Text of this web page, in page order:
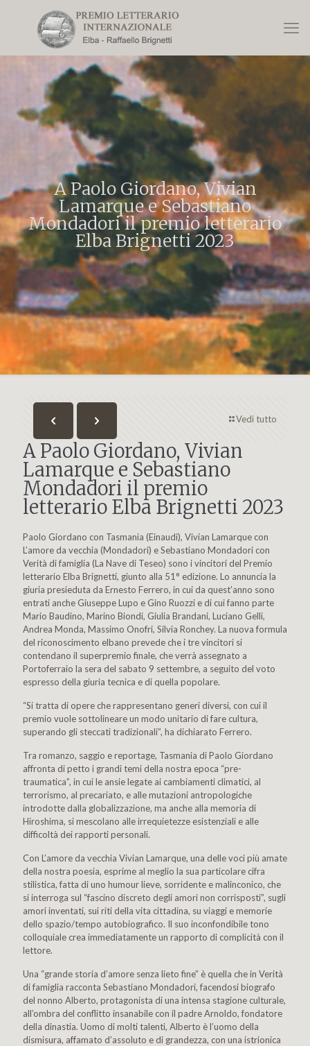
A Paolo Giordano, Vivian
Lamarque e Sebastiano
Mondadori il premio letterario
Elba Brignetti 2023
Vedi tutto
A Paolo Giordano, Vivian
Lamarque e Sebastiano
Mondadori il premio
letterario Elba Brignetti 2023
Paolo Giordano con Tasmania (Einaudi), Vivian Lamarque con
L’amore da vecchia (Mondadori) e Sebastiano Mondadori con
Verità di famiglia (La Nave di Teseo) sono i vincitori del Premio
letterario Elba Brignetti, giunto alla 51° edizione. Lo annuncia la
giuria presieduta da Ernesto Ferrero, in cui da quest’anno sono
entrati anche Giuseppe Lupo e Gino Ruozzi e di cui fanno parte
Mario Baudino, Marino Biondi, Giulia Brandani, Luciano Gelli,
Andrea Monda, Massimo Onofri, Silvia Ronchey. La nuova formula
del riconoscimento elbano prevede che i tre vincitori si
contendano il superpremio finale, che verrà assegnato a
Portoferraio la sera del sabato 9 settembre, a seguito del voto
espresso della giuria tecnica e di quella popolare.
“Si tratta di opere che rappresentano generi diversi, con cui il
premio vuole sottolineare un modo unitario di fare cultura,
superando gli steccati tradizionali”, ha dichiarato Ferrero.
Tra romanzo, saggio e reportage, Tasmania di Paolo Giordano
affronta di petto i grandi temi della nostra epoca “pre-
traumatica”, in cui le ansie legate ai cambiamenti climatici, al
terrorismo, al precariato, e alle mutazioni antropologiche
introdotte dalla globalizzazione, ma anche alla memoria di
Hiroshima, si mescolano alle irrequietezze esistenziali e alle
difficoltà dei rapporti personali.
Con L’amore da vecchia Vivian Lamarque, una delle voci più amate
della nostra poesia, esprime al meglio la sua particolare cifra
stilistica, fatta di uno humour lieve, sorridente e malinconico, che
si interroga sul “fascino discreto degli amori non corrisposti”, sugli
amori inventati, sui riti della vita cittadina, su viaggi e memorie
dello spazio/tempo autobiografico. Il suo inconfondibile tono
colloquiale crea immediatamente un rapporto di complicità con il
lettore.
Una “grande storia d’amore senza lieto fine” è quella che in Verità
di famiglia racconta Sebastiano Mondadori, facendosi biografo
del nonno Alberto, protagonista di una intensa stagione culturale,
all’ombra del conflitto insanabile con il padre Arnoldo, fondatore
della dinastia. Uomo di molti talenti, Alberto è l’uomo della
dismisura, affamato d’assoluto e di grandezza, con una istrionica